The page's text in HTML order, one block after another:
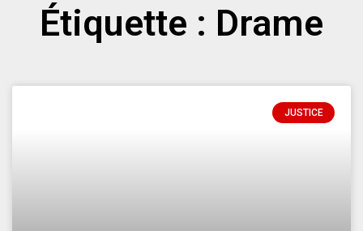
Étiquette : Drame
JUSTICE